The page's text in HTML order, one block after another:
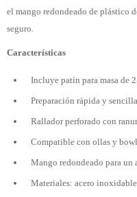
el mango redondeado de plástico
seguro.
Características
Incluye patín para masa de
Preparación rápida y
Rallador perforado con
Compatible con ollas y
Mango redondeado para un
Materiales: acero